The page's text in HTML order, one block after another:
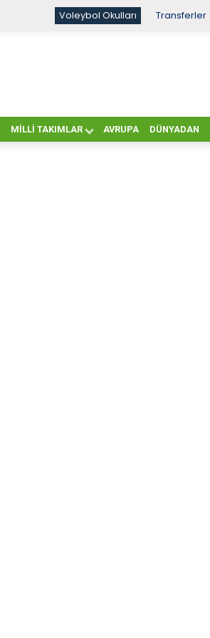
Voleybol Okulları Transferler
MILLI TAKIMLAR AVRUPA DÜNYADAN